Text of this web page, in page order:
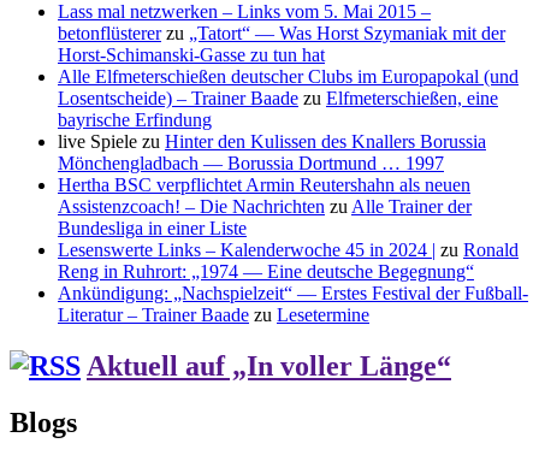
Lass mal netzwerken – Links vom 5. Mai 2015 –
betonflüstererzu „Tatort“ — Was Horst Szymaniak mit der
Horst-Schimanski-Gasse zu tun hat
Alle Elfmeterschießen deutscher Clubs im Europapokal (und
Losentscheide) – Trainer Baade zu Elfmeterschießen, eine
bayrische Erfindung
live Spiele zu Hinter den Kulissen des Knallers Borussia
Mönchengladbach — Borussia Dortmund … 1997
Hertha BSC verpflichtet Armin Reutershahn als neuen
Assistenzcoach! – Die Nachrichten zu Alle Trainer der
Bundesliga in einer Liste
Lesenswerte Links – Kalenderwoche 45 in 2024 | zu Ronald
Reng in Ruhrort: „1974 — Eine deutsche Begegnung“
Ankündigung: „Nachspielzeit“ — Erstes Festival der Fußball-
Literatur – Trainer Baade zu Lesetermine
Aktuell auf „In voller Länge“
Blogs